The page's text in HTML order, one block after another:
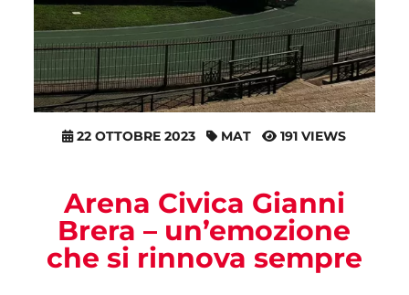
22 OTTOBRE 2023 MAT 191 VIEWS
Arena Civica Gianni
Brera – un’emozione
che si rinnova sempre